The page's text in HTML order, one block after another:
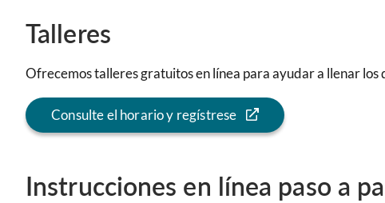
Talleres
Ofrecemos talleres gratuitos en línea para ayudar a llenar los
Consulte el horario y regístrese
Instrucciones en línea paso a